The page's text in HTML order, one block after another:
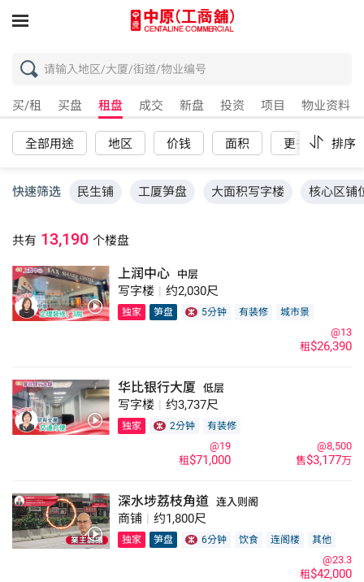
买/租 买盘 租盘 成交 新盘 投资 项目 物业资料
全部用途 地区 价钱 面积 更多 重
排序
快速筛选 民生铺 工厦笋盘 大面积写字楼 核心区铺
共有 13,190 个楼盘
上润中心 中层
写字楼 | 约2,030尺
独家 笋盘 5分钟 有装修 城市景
租$26,390
@13
华比银行大厦 低层
写字楼 | 约3,737尺
独家 2分钟 有装修
售$3,177万
@8,500
租$71,000
@19
深水埗荔枝角道 连入则阁
商铺 | 约1,800尺
独家 笋盘 6分钟 饮食 连阁楼 其他
租$42,000
@23.3